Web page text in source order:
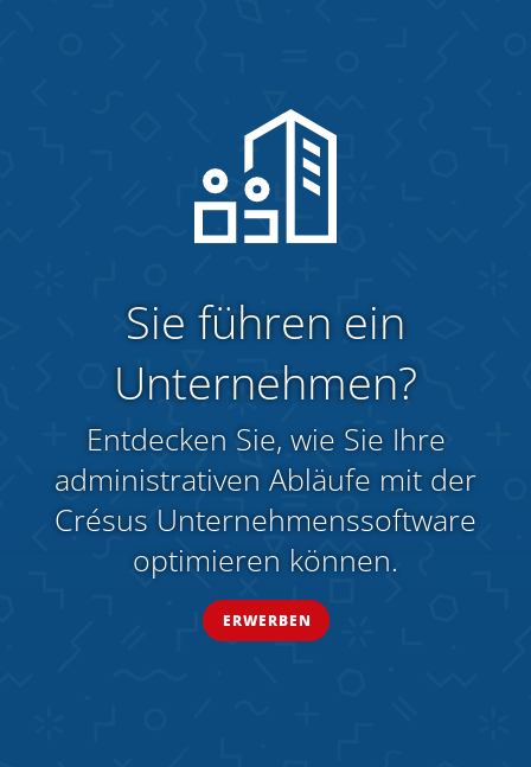
Sie führen ein
Unternehmen?
Entdecken Sie, wie Sie Ihre
administrativen Abläufe mit der
Crésus Unternehmenssoftware
optimieren können.
ERWERBEN